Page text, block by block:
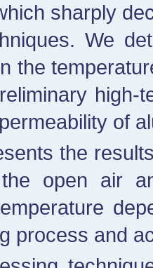
sharply
We
the
of
the
open air
process and